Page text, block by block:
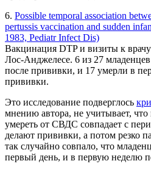
6. Possible temporal association
pertussis vaccination and sudden
1983, Pediatr Infect Dis)
Вакцинация DTP и визиты к
Лос-Анджелесе. 6 из 27
после прививки, и 17 умерли в
прививки.
Это исследование подверглось
мнению автора, не учитывает,
умереть от СВДС совпадает с
делают прививки, а потом резко
так случайно совпало, что
первый день, и в первую неделю